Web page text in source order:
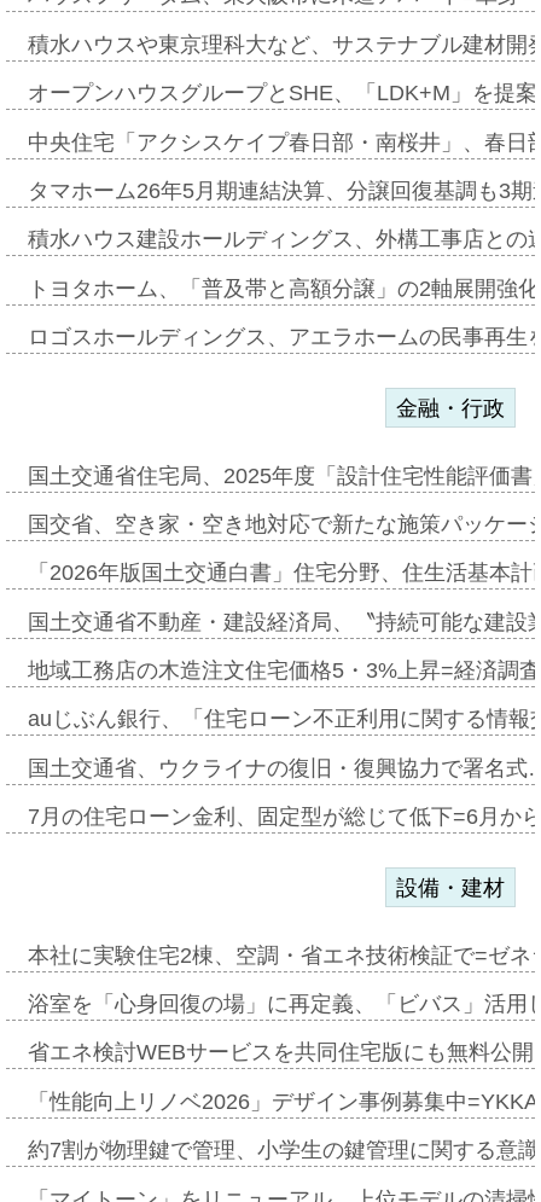
積水ハウスや東京理科大など、サステナブル建材
オープンハウスグループとSHE、「LDK+M」を提
中央住宅「アクシスケイプ春日部・南桜井」、春
タマホーム26年5月期連結決算、分譲回復基調も3
積水ハウス建設ホールディングス、外構工事店と
トヨタホーム、「普及帯と高額分譲」の2軸展開強
ロゴスホールディングス、アエラホームの民事再
金融・行政
国土交通省住宅局、2025年度「設計住宅性能評価
国交省、空き家・空き地対応で新たな施策パッケ
「2026年版国土交通白書」住宅分野、住生活基本
国土交通省不動産・建設経済局、〝持続可能な建
地域工務店の木造注文住宅価格5・3%上昇=経済調
auじぶん銀行、「住宅ローン不正利用に関する情
国土交通省、ウクライナの復旧・復興協力で署名
7月の住宅ローン金利、固定型が総じて低下=6月か
設備・建材
本社に実験住宅2棟、空調・省エネ技術検証で=ゼ
浴室を「心身回復の場」に再定義、「ビバス」活
省エネ検討WEBサービスを共同住宅版にも無料公
「性能向上リノベ2026」デザイン事例募集中
約7割が物理鍵で管理、小学生の鍵管理に関する意